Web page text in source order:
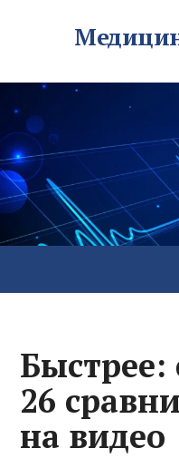
Быстрее:
26
на видео